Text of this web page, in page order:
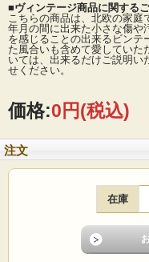
■ヴィンテージ商品に関する
こちらの商品は、北欧の家
年月の間に出来た小さな傷や
を感じることの出来るビンテ
た風合いも含めて愛していた
いては、出来るだけご説明い
せください。
価格:0円(税込)
注文
在庫